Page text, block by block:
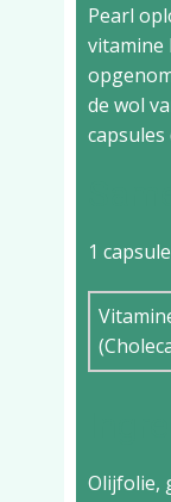
Pearl
vitamine
de wol
1
Olijfolie,